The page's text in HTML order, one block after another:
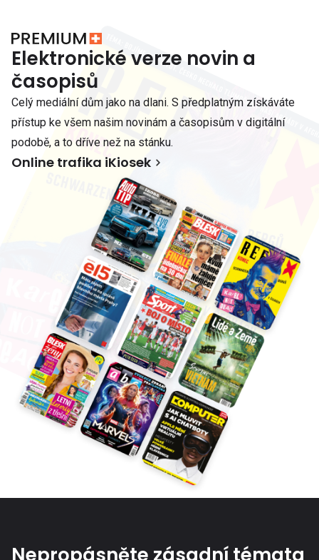
Elektronické verze novin a
časopisů
Celý mediální dům jako na dlani. S předplatným získáváte
přístup ke všem našim novinám a časopisům v digitální
podobě, a to dříve než na stánku.
Online trafika iKiosek